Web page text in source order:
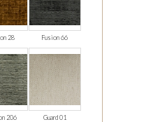
28 Fusion 66
206 Guard 01